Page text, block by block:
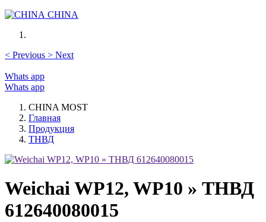
CHINA
< Previous > Next
Whats app
Whats app
CHINA MOST
Главная
Продукция
ТНВД
Weichai WP12, WP10 » ТНВД
612640080015